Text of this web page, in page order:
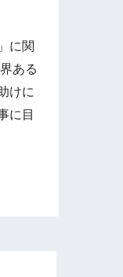
に関
ある
けに
に目